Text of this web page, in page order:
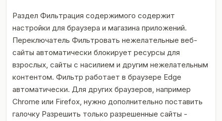
Раздел Фильтрация содержимого содержит
настройки для браузера и магазина приложений.
Переключатель Фильтровать нежелательные веб-
сайты автоматически блокирует ресурсы для
взрослых, сайты с насилием и другим нежелательным
контентом. Фильтр работает в браузере Edge
автоматически. Для других браузеров, например
Chrome или Firefox, нужно дополнительно поставить
галочку Разрешить только разрешенные сайты -